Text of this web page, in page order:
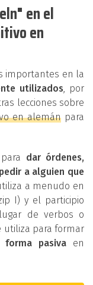
en el
en
importantes en la
utilizados, por
lecciones sobre
en alemánpara
dar órdenes,
a alguien que
a menudo en
I) y el participio
de verbos o
utiliza para formar
forma pasivaen